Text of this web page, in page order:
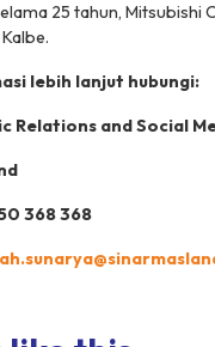
25 tahun,
lebih lanjut hubungi:
Relations and Social
368 368